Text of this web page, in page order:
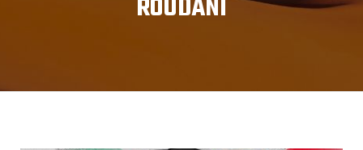
ROUDANI